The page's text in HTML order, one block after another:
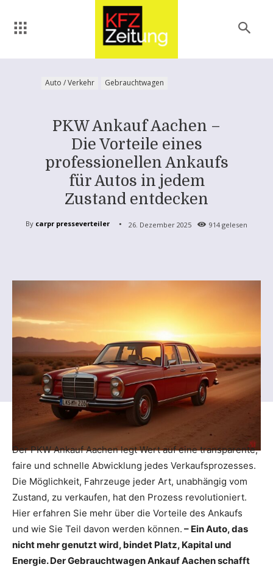
Auto / Verkehr Gebrauchtwagen
PKW Ankauf Aachen –
Die Vorteile eines
professionellen Ankaufs
für Autos in jedem
Zustand entdecken
By carpr presseverteiler 26. Dezember 2025 914 gelesen
Der PKW Ankauf Aachen legt Wert auf eine transparente,
faire und schnelle Abwicklung jedes Verkaufsprozesses.
Die Möglichkeit, Fahrzeuge jeder Art, unabhängig vom
Zustand, zu verkaufen, hat den Prozess revolutioniert.
Hier erfahren Sie mehr über die Vorteile des Ankaufs
und wie Sie Teil davon werden können. – Ein Auto, das
nicht mehr genutzt wird, bindet Platz, Kapital und
Energie. Der Gebrauchtwagen Ankauf Aachen schafft